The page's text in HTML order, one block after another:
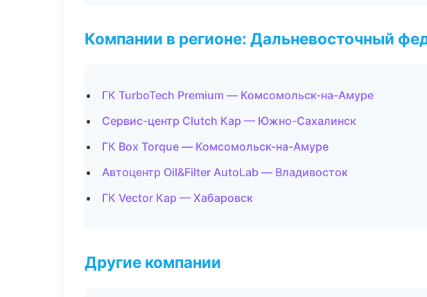
Компании в регионе: Дальневосточный
ГК TurboTech Premium — Комсомольск-на-Амуре
Сервис-центр Clutch Кар — Южно-Сахалинск
ГК Box Torque — Комсомольск-на-Амуре
Автоцентр Oil&Filter AutoLab — Владивосток
ГК Vector Кар — Хабаровск
Другие компании